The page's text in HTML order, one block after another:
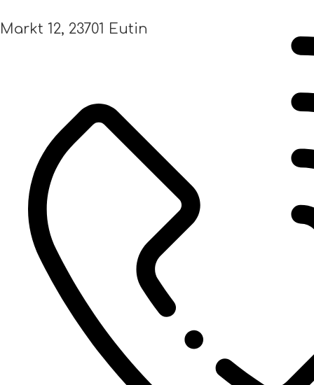
Markt 12, 23701 Eutin